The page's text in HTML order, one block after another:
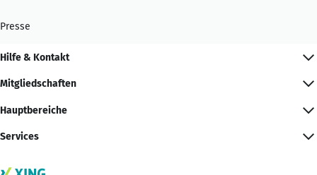
Presse
Hilfe & Kontakt
Mitgliedschaften
Hauptbereiche
Services